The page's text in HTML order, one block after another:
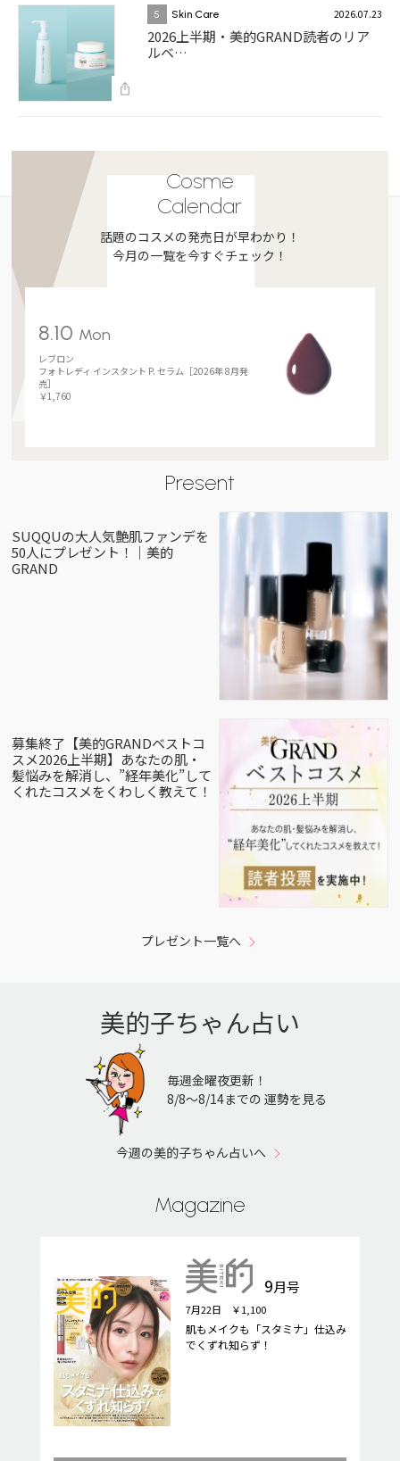
5 Skin Care 2026.07.23
2026上半期・美的GRAND読者のリア
ルベ…
Cosme
Calendar
話題のコスメの発売日が早わかり！
今月の一覧を今すぐチェック！
8.10 Mon
レブロン
フォトレディ インスタント P. セラム［2026年 8月発
売］
￥1,760
Present
SUQQUの大人気艶肌ファンデを
50人にプレゼント！｜美的
GRAND
募集終了【美的GRANDベストコ
スメ2026上半期】あなたの肌・
髪悩みを解消し、”経年美化”して
くれたコスメをくわしく教えて！
プレゼント一覧へ
美的子ちゃん占い
毎週金曜夜更新！
8/8〜8/14までの 運勢を見る
今週の美的子ちゃん占いへ
Magazine
9月号
7月22日 ￥1,100
肌もメイクも「スタミナ」仕込み
でくずれ知らず！